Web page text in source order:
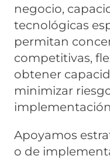
negocio,
tecnológicas
permitan
competitivas,
obtener
minimizar
Apoyamos
o de